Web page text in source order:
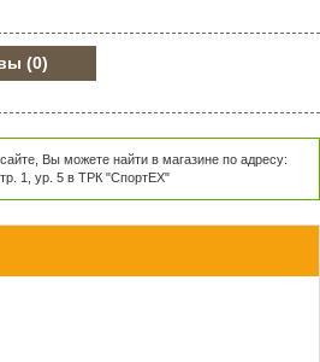
(0)
Вы можете найти в магазине по адресу:
1, ур. 5 в ТРК "СпортЕХ"